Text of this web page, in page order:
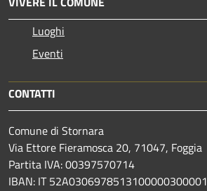
Luoghi
Eventi
CONTATTI
Comune di Stornara
Via Ettore Fieramosca 20, 71047, Foggia
Partita IVA: 00397570714
IBAN: IT 52A0306978513100000300001